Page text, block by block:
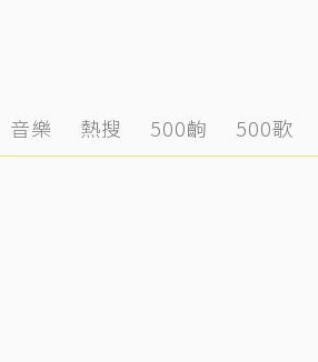
音樂 熱搜 500齣 500歌